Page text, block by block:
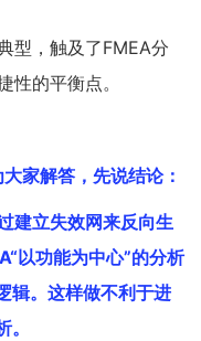
型，触及了FMEA分
性的平衡点。
大家解答，先说结论：
建立失效网来反向生
以功能为中心”的分析
辑。这样做不利于进